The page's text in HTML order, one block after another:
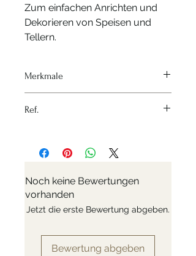
Zum einfachen Anrichten und
Dekorieren von Speisen und
Tellern.
Merkmale
Material - Rostfreier Stahl
Ref.
Noch keine Bewertungen
vorhanden
Jetzt die erste Bewertung abgeben.
Bewertung abgeben